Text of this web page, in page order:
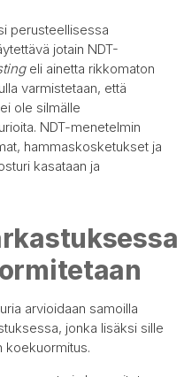
perusteellisessa
jotain NDT-
eli ainetta rikkomaton
varmistetaan, että
ole silmälle
NDT-menetelmin
hammaskosketukset ja
kasataan ja
arvioidaan samoilla
jonka lisäksi sille
koekuormitus.